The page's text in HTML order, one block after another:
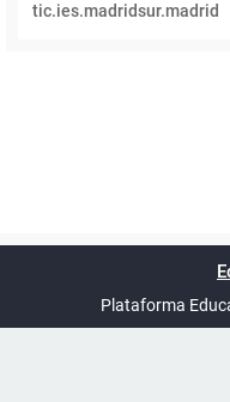
tic.ies.madridsur.madrid
UTC+02:00
Plataforma